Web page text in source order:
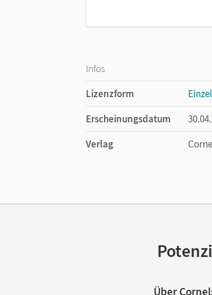
Infos
Lizenzform
Erscheinungsdatum
Verlag
Über